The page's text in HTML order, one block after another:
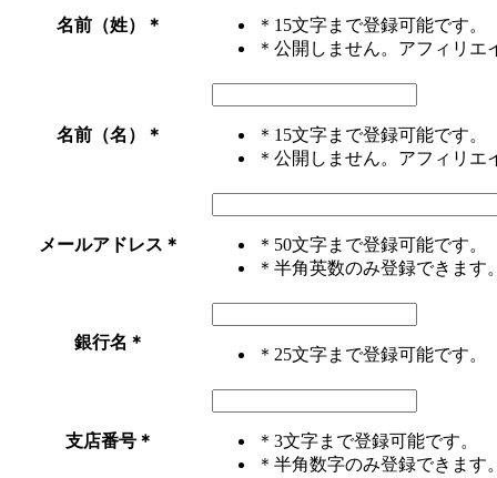
名前（姓） ＊
＊15文字まで登録可能です。
＊公開しません。アフィリ
名前（名） ＊
＊15文字まで登録可能です。
＊公開しません。アフィリ
メールアドレス ＊
＊50文字まで登録可能です。
＊半角英数のみ登録できます
銀行名 ＊
＊25文字まで登録可能です。
支店番号 ＊
＊3文字まで登録可能です。
＊半角数字のみ登録できます